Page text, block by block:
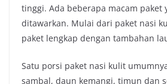
tinggi. Ada beberapa macam paket
ditawarkan. Mulai dari paket nasi
paket lengkap dengan tambahan
Satu porsi paket nasi kulit
sambal, daun kemangi, timun dan